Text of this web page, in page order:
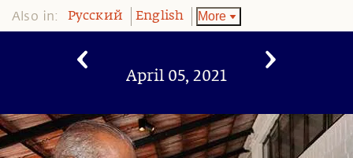
Also in: Pусский English More
April 05, 2021